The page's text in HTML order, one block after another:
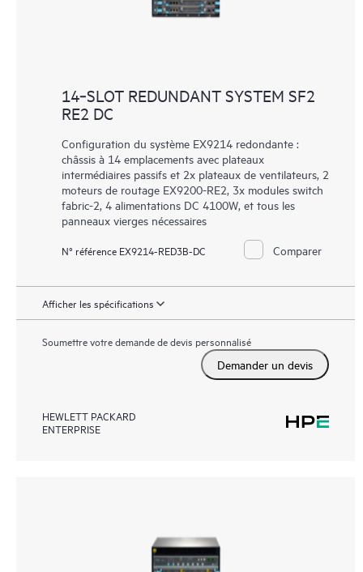
14‑SLOT REDUNDANT SYSTEM SF2
RE2 DC
Configuration du système EX9214 redondante :
châssis à 14 emplacements avec plateaux
intermédiaires passifs et 2x plateaux de ventilateurs, 2
moteurs de routage EX9200-RE2, 3x modules switch
fabric-2, 4 alimentations DC 4100W, et tous les
panneaux vierges nécessaires
N° référence EX9214-RED3B-DC Comparer
Afficher les spécifications
Soumettre votre demande de devis personnalisé
Demander un devis
HEWLETT PACKARD
ENTERPRISE